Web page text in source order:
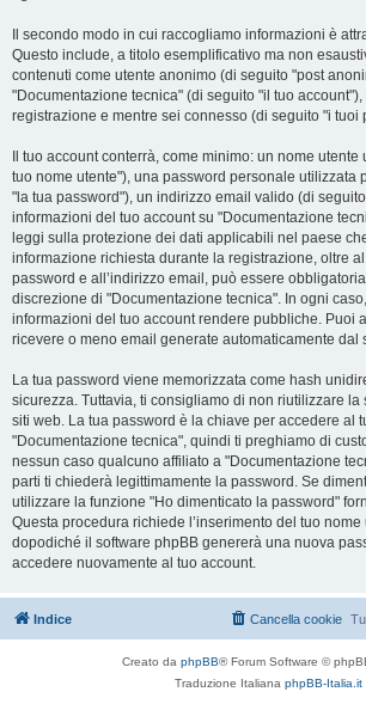
Il secondo modo in cui raccogliamo informazioni è
Questo include, a titolo esemplificativo ma non
contenuti come utente anonimo (di seguito "post
"Documentazione tecnica" (di seguito "il tuo
registrazione e mentre sei connesso (di seguito "i tuoi
Il tuo account conterrà, come minimo: un nome utente
tuo nome utente"), una password personale utilizzata
"la tua password"), un indirizzo email valido (di
informazioni del tuo account su "Documentazione
leggi sulla protezione dei dati applicabili nel paese
informazione richiesta durante la registrazione, oltre
password e all’indirizzo email, può essere
discrezione di "Documentazione tecnica". In ogni
informazioni del tuo account rendere pubbliche. Puoi
ricevere o meno email generate automaticamente dal
La tua password viene memorizzata come hash
sicurezza. Tuttavia, ti consigliamo di non riutilizzare la
siti web. La tua password è la chiave per accedere al
"Documentazione tecnica", quindi ti preghiamo di
nessun caso qualcuno affiliato a "Documentazione
parti ti chiederà legittimamente la password. Se
utilizzare la funzione "Ho dimenticato la password"
Questa procedura richiede l’inserimento del tuo
dopodiché il software phpBB genererà una nuova
accedere nuovamente al tuo account.
Indice Cancella cookie
Creato da phpBB® Forum Software ©
Traduzione Italiana phpBB-Italia.it